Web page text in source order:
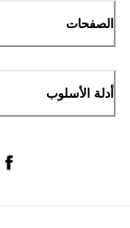
الصفحات
أدلة الأسلوب